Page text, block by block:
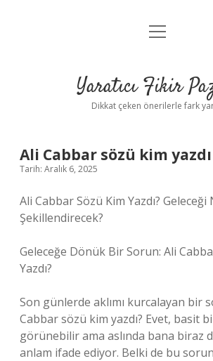
Anasayfa
Yasal Uyarı
menüyü
Yaratıcı Fikir
Dikkat çeken önerilerle fark
Ali Cabbar sözü kim yazdı
Tarih: Aralık 6, 2025
Ali Cabbar Sözü Kim Yazdı? Geleceği
Şekillendirecek?
Geleceğe Dönük Bir Sorun: Ali
Yazdı?
Son günlerde aklımı kurcalayan bir
Cabbar sözü kim yazdı? Evet, basit
görünebilir ama aslında bana biraz
anlam ifade ediyor. Belki de bu